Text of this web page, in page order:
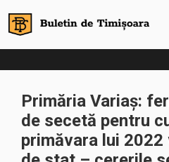
Primăria Variaș:
de secetă pentru
primăvara lui